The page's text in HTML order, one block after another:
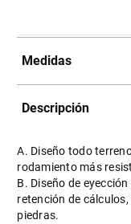
Medidas
Descripción
A. Diseño todo
rodamiento más
B. Diseño de
retención de
piedras.